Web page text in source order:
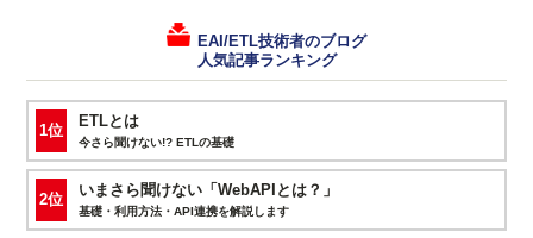
EAI/ETL技術者のブログ
人気記事ランキング
1位
ETLとは
今さら聞けない!? ETLの基礎
2位
いまさら聞けない「WebAPIとは？」
基礎・利用方法・API連携を解説します